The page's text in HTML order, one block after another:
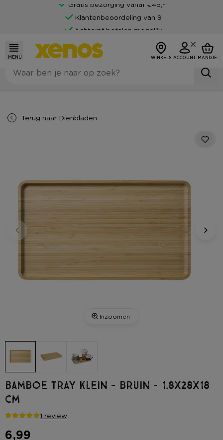
Gratis bezorging vanaf €45,-*
Klantenbeoordeling van 9
Achteraf betalen mogelijk
MENU WINKELS ACCOUNT MANDJE
Terug naar Dienbladen
Inzoomen
Bamboe tray klein - bruin - 1.8x28x18
cm
1 review
6,99